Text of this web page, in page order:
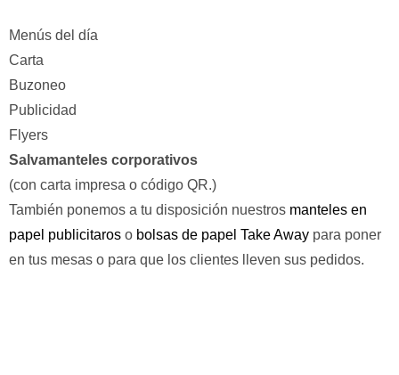
Menús del día
Carta
Buzoneo
Publicidad
Flyers
Salvamanteles corporativos
(con carta impresa o código QR.)
También ponemos a tu disposición nuestros manteles en
papel publicitaros o bolsas de papel Take Away para poner
en tus mesas o para que los clientes lleven sus pedidos.